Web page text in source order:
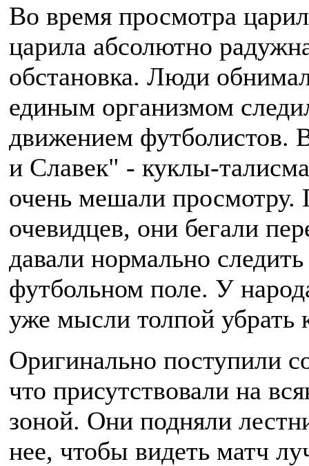
Во время просмотра
царила абсолютно
обстановка. Люди
единым организмом
движением футболистов.
и Славек" - куклы-
очень мешали просмотру.
очевидцев, они бегали
давали нормально
футбольном поле. У
уже мысли толпой убрать
Оригинально поступили
что присутствовали на
зоной. Они подняли
нее, чтобы видеть матч